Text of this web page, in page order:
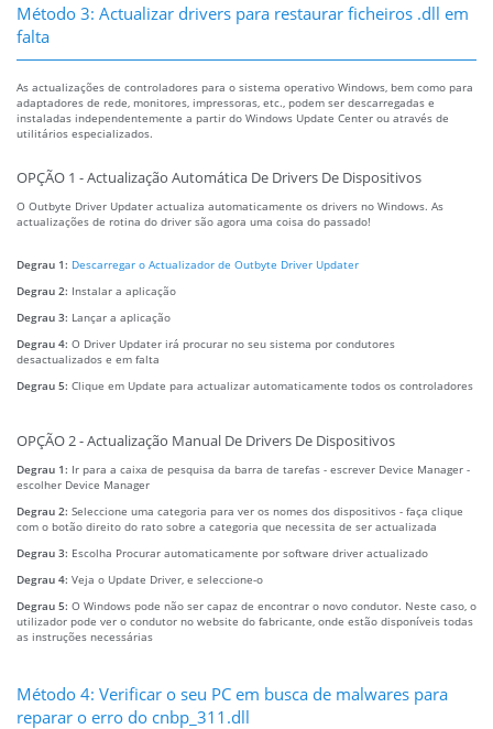
Método 3: Actualizar drivers para restaurar ficheiros .dll em
falta
As actualizações de controladores para o sistema operativo Windows, bem como para
adaptadores de rede, monitores, impressoras, etc., podem ser descarregadas e
instaladas independentemente a partir do Windows Update Center ou através de
utilitários especializados.
OPÇÃO 1 - Actualização Automática De Drivers De Dispositivos
O Outbyte Driver Updater actualiza automaticamente os drivers no Windows. As
actualizações de rotina do driver são agora uma coisa do passado!
Degrau 1: Descarregar o Actualizador de Outbyte Driver Updater
Degrau 2: Instalar a aplicação
Degrau 3: Lançar a aplicação
Degrau 4: O Driver Updater irá procurar no seu sistema por condutores
desactualizados e em falta
Degrau 5: Clique em Update para actualizar automaticamente todos os controladores
OPÇÃO 2 - Actualização Manual De Drivers De Dispositivos
Degrau 1: Ir para a caixa de pesquisa da barra de tarefas - escrever Device Manager -
escolher Device Manager
Degrau 2: Seleccione uma categoria para ver os nomes dos dispositivos - faça clique
com o botão direito do rato sobre a categoria que necessita de ser actualizada
Degrau 3: Escolha Procurar automaticamente por software driver actualizado
Degrau 4: Veja o Update Driver, e seleccione-o
Degrau 5: O Windows pode não ser capaz de encontrar o novo condutor. Neste caso, o
utilizador pode ver o condutor no website do fabricante, onde estão disponíveis todas
as instruções necessárias
Método 4: Verificar o seu PC em busca de malwares para
reparar o erro do cnbp_311.dll